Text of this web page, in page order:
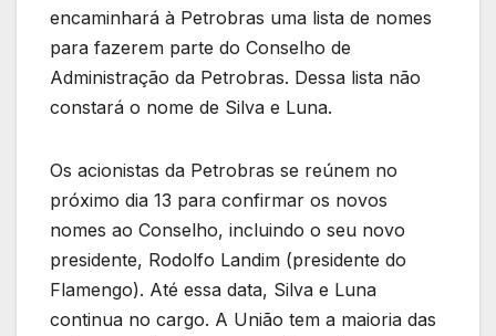
encaminhará à Petrobras uma lista de nomes
para fazerem parte do Conselho de
Administração da Petrobras. Dessa lista não
constará o nome de Silva e Luna.
Os acionistas da Petrobras se reúnem no
próximo dia 13 para confirmar os novos
nomes ao Conselho, incluindo o seu novo
presidente, Rodolfo Landim (presidente do
Flamengo). Até essa data, Silva e Luna
continua no cargo. A União tem a maioria das